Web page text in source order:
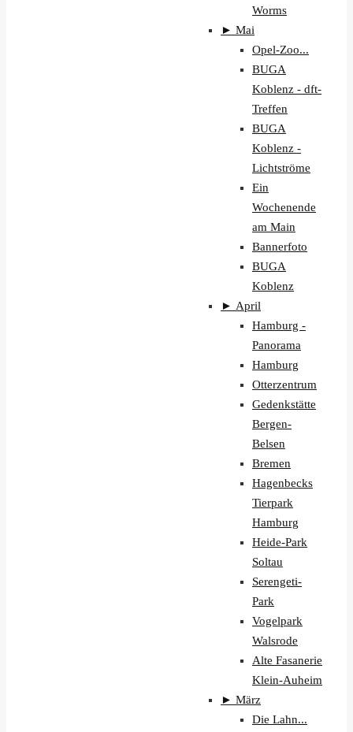
Worms
► Mai
Opel-Zoo...
BUGA
Koblenz - dft-
Treffen
BUGA
Koblenz -
Lichtströme
Ein
Wochenende
am Main
Bannerfoto
BUGA
Koblenz
► April
Hamburg -
Panorama
Hamburg
Otterzentrum
Gedenkstätte
Bergen-
Belsen
Bremen
Hagenbecks
Tierpark
Hamburg
Heide-Park
Soltau
Serengeti-
Park
Vogelpark
Walsrode
Alte Fasanerie
Klein-Auheim
► März
Die Lahn...